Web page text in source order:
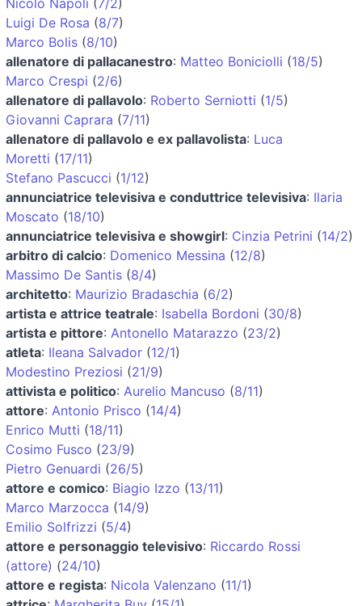
Luigi De Rosa (8/7)
Marco Bolis (8/10)
allenatore di pallacanestro: Matteo Boniciolli (18/5)
Marco Crespi (2/6)
allenatore di pallavolo: Roberto Serniotti (1/5)
Giovanni Caprara (7/11)
allenatore di pallavolo e ex pallavolista: Luca
Moretti (17/11)
Stefano Pascucci (1/12)
annunciatrice televisiva e conduttrice televisiva: Ilaria
Moscato (18/10)
annunciatrice televisiva e showgirl: Cinzia Petrini (14/2)
arbitro di calcio: Domenico Messina (12/8)
Massimo De Santis (8/4)
architetto: Maurizio Bradaschia (6/2)
artista e attrice teatrale: Isabella Bordoni (30/8)
artista e pittore: Antonello Matarazzo (23/2)
atleta: Ileana Salvador (12/1)
Modestino Preziosi (21/9)
attivista e politico: Aurelio Mancuso (8/11)
attore: Antonio Prisco (14/4)
Enrico Mutti (18/11)
Cosimo Fusco (23/9)
Pietro Genuardi (26/5)
attore e comico: Biagio Izzo (13/11)
Marco Marzocca (14/9)
Emilio Solfrizzi (5/4)
attore e personaggio televisivo: Riccardo Rossi
(attore) (24/10)
attore e regista: Nicola Valenzano (11/1)